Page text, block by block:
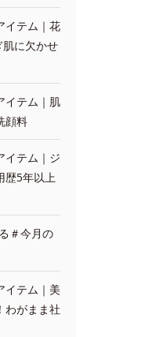
イテム｜花
に欠かせ
イテム｜肌
顔料
イテム｜ジ
歴5年以上
＃今月の
イテム｜美
わがまま社